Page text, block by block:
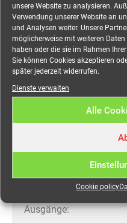
unsere Website zu analysieren.
Verwendung unserer Website an
und Analysen weiter. Unsere
möglicherweise mit weiteren
haben oder die sie im Rahmen
Sie können Cookies akzeptieren
später jederzeit widerrufen.
Dienste verwalten
Alle
Cookie policy
Verteiler
CEE 16A, 3x
Robuster Stromverteiler
Baustelle, …
Eingang:
CEE 16A 5-pol
Ausgänge: